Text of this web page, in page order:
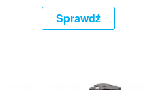
Sprawdź